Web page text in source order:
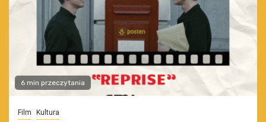
6 min przeczytania
Film Kultura